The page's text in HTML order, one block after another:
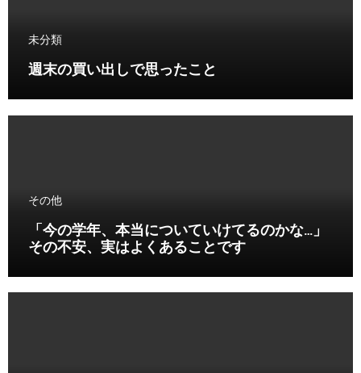
未分類
週末の買い出しで思ったこと
その他
「今の学年、本当についていけてるのかな…」
その不安、実はよくあることです